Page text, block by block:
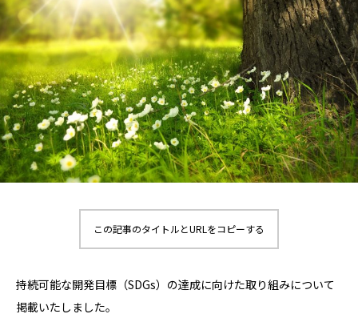
この記事のタイトルとURLをコピーする
持続可能な開発目標（SDGs）の達成に向けた取り組みについて
掲載いたしました。